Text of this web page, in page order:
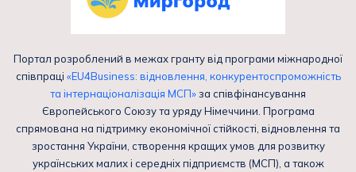
Портал розроблений в межах гранту від програми міжнародної
співпраці «EU4Business: відновлення, конкурентоспроможність
та інтернаціоналізація МСП»за співфінансування
Європейського Союзу та уряду Німеччини. Програма
спрямована на підтримку економічної стійкості, відновлення та
зростання України, створення кращих умов для розвитку
українських малих і середніх підприємств (МСП), а також